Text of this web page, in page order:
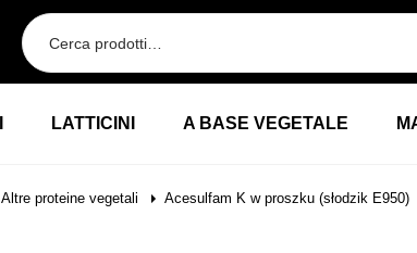
LATTICINI A BASE VEGETALE
Altre proteine vegetali Acesulfam K w proszku (słodzik E950)